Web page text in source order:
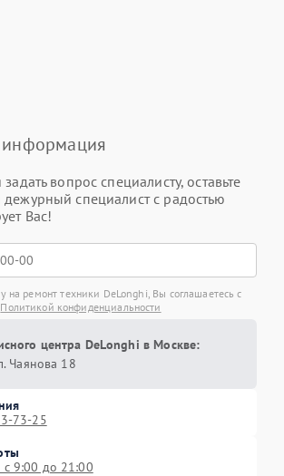
информация
задать вопрос специалисту, оставьте
специалист с радостью
Вас!
на ремонт техники DeLonghi, Вы соглашаетесь с
Политикой конфиденциальности
центра DeLonghi в Москве:
Чаянова 18
73-25
9:00 до 21:00